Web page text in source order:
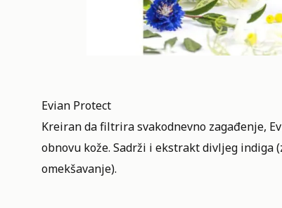
Evian Protect
Kreiran da filtrira svakodnevno zagađenje,
obnovu kože. Sadrži i ekstrakt divljeg indiga
omekšavanje).